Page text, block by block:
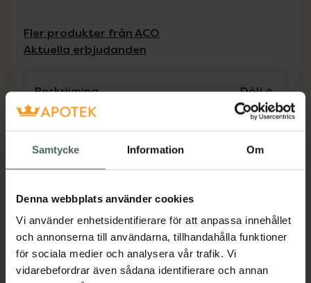
Samtycke Information Om
Denna webbplats använder cookies
Vi använder enhetsidentifierare för att anpassa innehållet
och annonserna till användarna, tillhandahålla funktioner
för sociala medier och analysera vår trafik. Vi
vidarebefordrar även sådana identifierare och annan
Fler produkter från ACO
Aktuella erbjudanden
Beskrivning Dölj
Effektiv rengöringsgel med pantenol. Bevarar
hudens naturliga fuktbalans. Tar bort smink &
Undvik kontakt med ögonen. Oparfymerad.
Jämförpris 0,60 kr/ml
EAN:07319861025842
Kategorier: